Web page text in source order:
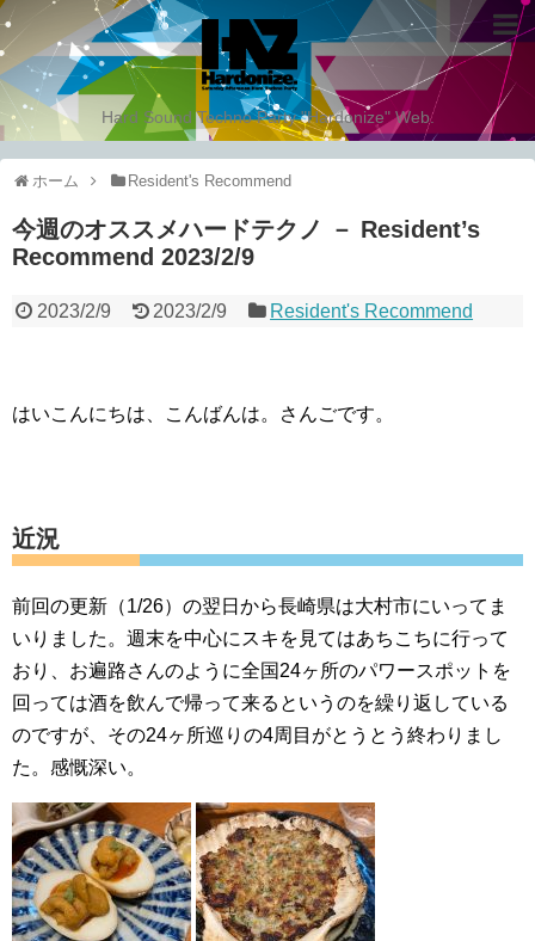
Hard Sound Techno Party "Hardonize" Web.
ホーム Resident's Recommend
今週のオススメハードテクノ － Resident’s
Recommend 2023/2/9
2023/2/9 2023/2/9 Resident's Recommend
はいこんにちは、こんばんは。さんごです。
近況
前回の更新（1/26）の翌日から長崎県は大村市にいってま
いりました。週末を中心にスキを見てはあちこちに行って
おり、お遍路さんのように全国24ヶ所のパワースポットを
回っては酒を飲んで帰って来るというのを繰り返している
のですが、その24ヶ所巡りの4周目がとうとう終わりまし
た。感慨深い。